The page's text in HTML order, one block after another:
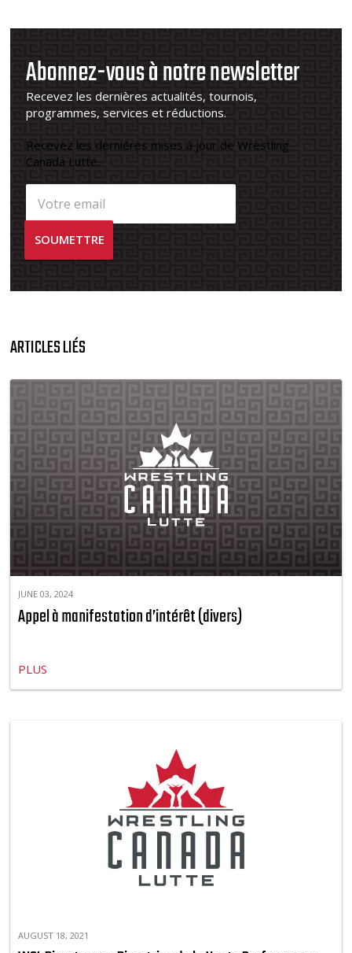
Abonnez-vous à notre newsletter
Recevez les dernières actualités, tournois,
programmes, services et réductions.
Recevez les dernières mises à jour de Wrestling
Canada Lutte.
ARTICLES LIÉS
JUNE 03, 2024
Appel à manifestation d’intérêt (divers)
PLUS
AUGUST 18, 2021